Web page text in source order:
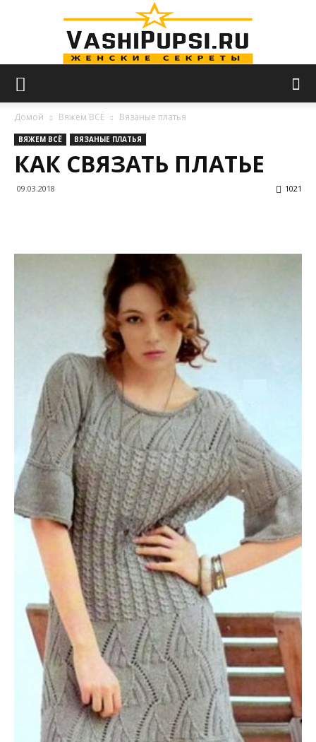
—
секреты
Домой Вяжем ВСЁ Вязаные платья
ВЯЖЕМ ВСЁ ВЯЗАНЫЕ ПЛАТЬЯ
КАК СВЯЗАТЬ ПЛАТЬЕ
09.03.2018 1021